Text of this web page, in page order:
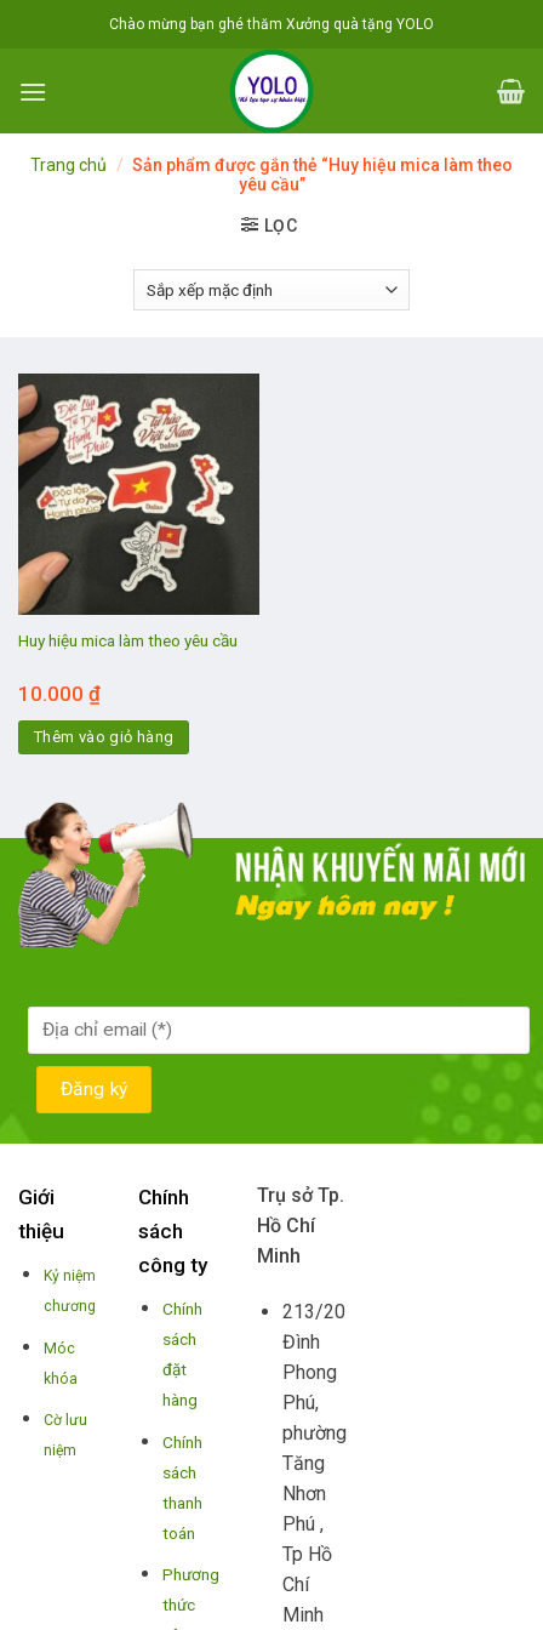
Chào mừng bạn ghé thăm Xưởng quà tặng YOLO
Trang chủ / Sản phẩm được gắn thẻ “Huy hiệu mica làm theo
yêu cầu”
LỌC
Huy hiệu mica làm theo yêu cầu
10.000 ₫
Thêm vào giỏ hàng
Giới
thiệu
Kỷ niệm
chương
Móc
khóa
Cờ lưu
niệm
Chính
sách
công ty
Chính
sách
đặt
hàng
Chính
sách
thanh
toán
Phương
thức
Trụ sở Tp.
Hồ Chí
Minh
213/20
Đình
Phong
Phú,
phường
Tăng
Nhơn
Phú ,
Tp Hồ
Chí
Minh